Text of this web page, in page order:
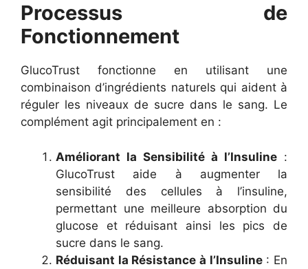
Processus de
Fonctionnement
GlucoTrust fonctionne en utilisant une
combinaison d’ingrédients naturels qui aident à
réguler les niveaux de sucre dans le sang. Le
complément agit principalement en :
Améliorant la Sensibilité à l’Insuline :
GlucoTrust aide à augmenter la
sensibilité des cellules à l’insuline,
permettant une meilleure absorption du
glucose et réduisant ainsi les pics de
sucre dans le sang.
Réduisant la Résistance à l’Insuline: En